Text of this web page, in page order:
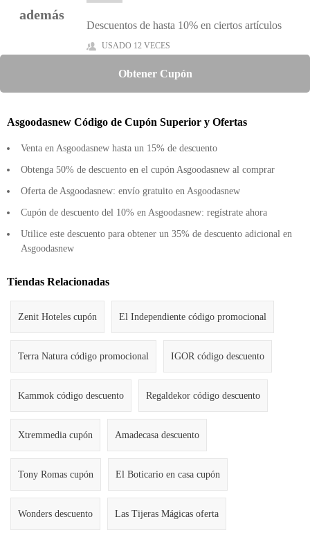
además
Descuentos de hasta 10% en ciertos artículos
USADO 12 VECES
Obtener Cupón
Asgoodasnew Código de Cupón Superior y Ofertas
Venta en Asgoodasnew hasta un 15% de descuento
Obtenga 50% de descuento en el cupón Asgoodasnew al comprar
Oferta de Asgoodasnew: envío gratuito en Asgoodasnew
Cupón de descuento del 10% en Asgoodasnew: regístrate ahora
Utilice este descuento para obtener un 35% de descuento adicional en
Asgoodasnew
Tiendas Relacionadas
Zenit Hoteles cupón El Independiente código promocional
Terra Natura código promocional IGOR código descuento
Kammok código descuento Regaldekor código descuento
Xtremmedia cupón Amadecasa descuento
Tony Romas cupón El Boticario en casa cupón
Wonders descuento Las Tijeras Mágicas oferta